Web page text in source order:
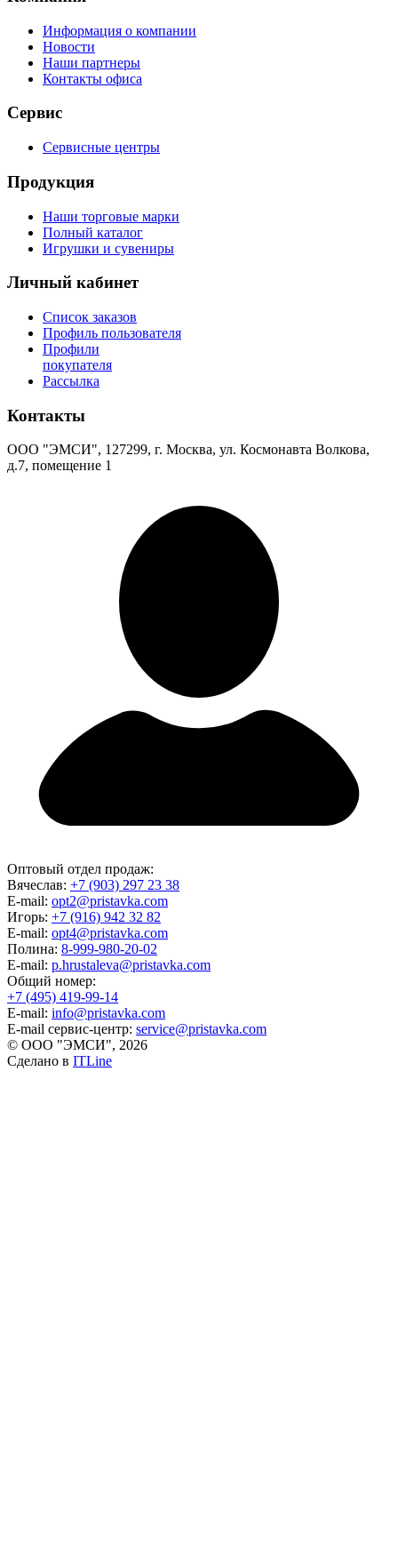
Информация о компании
Новости
Наши партнеры
Контакты офиса
Сервис
Сервисные центры
Продукция
Наши торговые марки
Полный каталог
Игрушки и сувениры
Личный кабинет
Список заказов
Профиль пользователя
Профили
покупателя
Рассылка
Контакты
ООО "ЭМСИ", 127299, г. Москва, ул. Космонавта Волкова,
д.7, помещение 1
Оптовый отдел продаж:
Вячеслав: +7 (903) 297 23 38
E-mail: opt2@pristavka.com
Игорь: +7 (916) 942 32 82
E-mail: opt4@pristavka.com
Полина: 8-999-980-20-02
E-mail: p.hrustaleva@pristavka.com
Общий номер:
+7 (495) 419-99-14
E-mail: info@pristavka.com
E-mail сервис-центр: service@pristavka.com
© ООО "ЭМСИ", 2026
Сделано в ITLine